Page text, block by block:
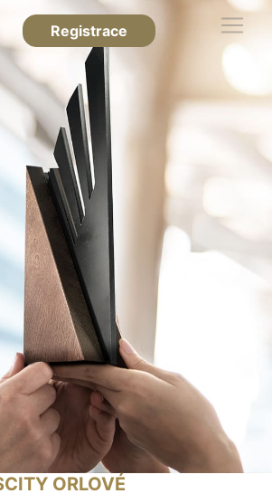
Registrace
ORLOVÉ